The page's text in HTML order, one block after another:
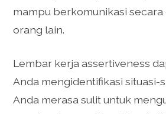
mampu berkomunikasi
orang lain.
Lembar kerja assertiveness
Anda mengidentifikasi situasi-
Anda merasa sulit untuk